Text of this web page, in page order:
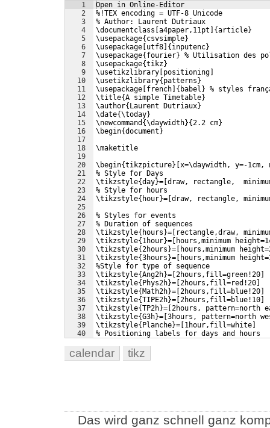
1
2
3
4
5
6
7
8
9
10
11
12
13
14
15
16
17
18
19
20
21
22
23
24
25
26
27
28
29
30
31
32
33
34
35
36
37
38
39
40
Open in Online-Editor
%!TEX encoding = UTF-8 Unicode
% Author: Laurent Dutriaux
\documentclass[a4paper,11pt]{article}
\usepackage{csvsimple}
\usepackage[utf8]{inputenc}
\usepackage{fourier} % Utilisation des
\usepackage{tikz}
\usetikzlibrary[positioning]
\usetikzlibrary{patterns}
\usepackage[french]{babel} % styles
\title{A simple Timetable}
\author{Laurent Dutriaux}
\date{\today}
\newcommand{\daywidth}{2.2 cm}
\begin{document}
\maketitle
\begin{tikzpicture}[x=\daywidth, y=-1cm,
% Style for Days
\tikzstyle{day}=[draw, rectangle,
% Style for hours
\tikzstyle{hour}=[draw, rectangle,
% Styles for events
% Duration of sequences
\tikzstyle{hours}=[rectangle,draw,
\tikzstyle{1hour}=[hours,minimum
\tikzstyle{2hours}=[hours,minimum
\tikzstyle{3hours}=[hours,minimum
%Style for type of sequence
\tikzstyle{Ang2h}=[2hours,fill=green!20]
\tikzstyle{Phys2h}=[2hours,fill=red!20]
\tikzstyle{Math2h}=[2hours,fill=blue!20]
\tikzstyle{TIPE2h}=[2hours,fill=blue!10]
\tikzstyle{TP2h}=[2hours, pattern=north
\tikzstyle{G3h}=[3hours, pattern=north
\tikzstyle{Planche}=[1hour,fill=white]
% Positioning labels for days and hours
calendar tikz
Das wird ganz schnell ganz